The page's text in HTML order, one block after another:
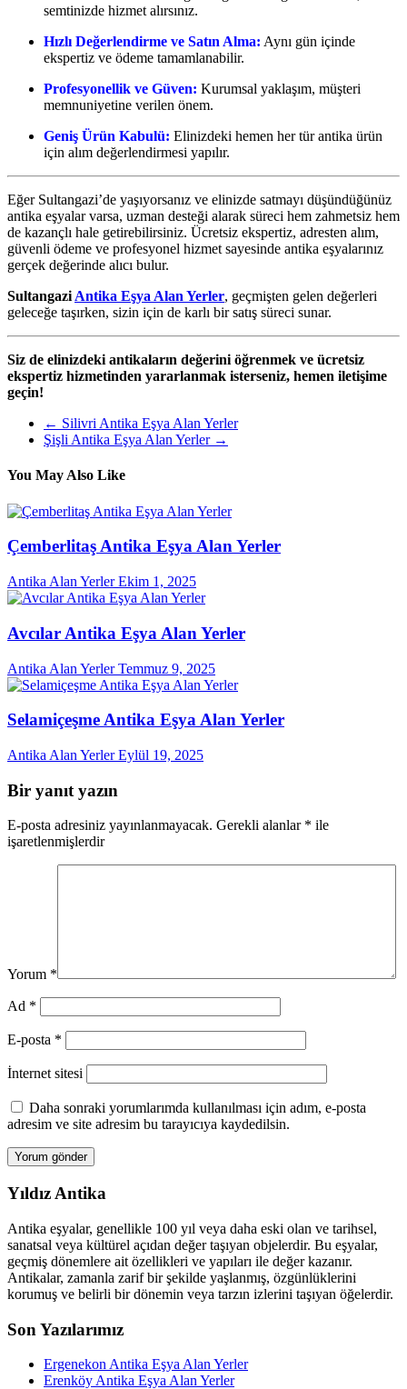
semtinizde hizmet alırsınız.
Hızlı Değerlendirme ve Satın Alma: Aynı gün içinde
ekspertiz ve ödeme tamamlanabilir.
Profesyonellik ve Güven: Kurumsal yaklaşım, müşteri
memnuniyetine verilen önem.
Geniş Ürün Kabulü: Elinizdeki hemen her tür antika ürün
için alım değerlendirmesi yapılır.
Eğer Sultangazi’de yaşıyorsanız ve elinizde satmayı düşündüğünüz
antika eşyalar varsa, uzman desteği alarak süreci hem zahmetsiz hem
de kazançlı hale getirebilirsiniz. Ücretsiz ekspertiz, adresten alım,
güvenli ödeme ve profesyonel hizmet sayesinde antika eşyalarınız
gerçek değerinde alıcı bulur.
Sultangazi Antika Eşya Alan Yerler, geçmişten gelen değerleri
geleceğe taşırken, sizin için de karlı bir satış süreci sunar.
Siz de elinizdeki antikaların değerini öğrenmek ve ücretsiz
ekspertiz hizmetinden yararlanmak isterseniz, hemen iletişime
geçin!
← Silivri Antika Eşya Alan Yerler
Şişli Antika Eşya Alan Yerler →
You May Also Like
Çemberlitaş Antika Eşya Alan Yerler
Antika Alan Yerler Ekim 1, 2025
Avcılar Antika Eşya Alan Yerler
Antika Alan Yerler Temmuz 9, 2025
Selamiçeşme Antika Eşya Alan Yerler
Antika Alan Yerler Eylül 19, 2025
Bir yanıt yazın
E-posta adresiniz yayınlanmayacak. Gerekli alanlar * ile
işaretlenmişlerdir
Yorum *
Ad *
E-posta *
İnternet sitesi
Daha sonraki yorumlarımda kullanılması için adım, e-posta
adresim ve site adresim bu tarayıcıya kaydedilsin.
Yıldız Antika
Antika eşyalar, genellikle 100 yıl veya daha eski olan ve tarihsel,
sanatsal veya kültürel açıdan değer taşıyan objelerdir. Bu eşyalar,
geçmiş dönemlere ait özellikleri ve yapıları ile değer kazanır.
Antikalar, zamanla zarif bir şekilde yaşlanmış, özgünlüklerini
korumuş ve belirli bir dönemin veya tarzın izlerini taşıyan öğelerdir.
Son Yazılarımız
Ergenekon Antika Eşya Alan Yerler
Erenköy Antika Eşya Alan Yerler